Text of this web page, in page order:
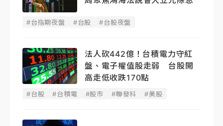
#台指期夜盤 #台股 #台股夜盤
法人砍442億！台積電力守紅
盤、電子權值股走弱 台股開
高走低收跌170點
#台股 #台積電 #股市 #聯發科 #美股